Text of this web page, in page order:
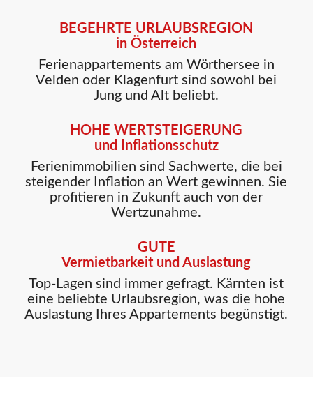
BEGEHRTE URLAUBSREGION
in Österreich
Ferienappartements am Wörthersee in
Velden oder Klagenfurt sind sowohl bei
Jung und Alt beliebt.
HOHE WERTSTEIGERUNG
und Inflationsschutz
Ferienimmobilien sind Sachwerte, die bei
steigender Inflation an Wert gewinnen. Sie
profitieren in Zukunft auch von der
Wertzunahme.
GUTE
Vermietbarkeit und Auslastung
Top-Lagen sind immer gefragt. Kärnten ist
eine beliebte Urlaubsregion, was die hohe
Auslastung Ihres Appartements begünstigt.